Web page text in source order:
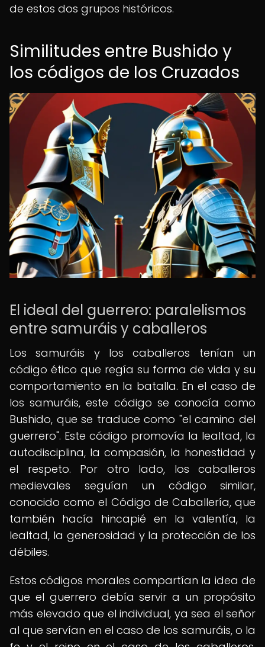
de estos dos grupos históricos.
Similitudes entre Bushido y
los códigos de los Cruzados
El ideal del guerrero: paralelismos
entre samuráis y caballeros
Los samuráis y los caballeros tenían un
código ético que regía su forma de vida y su
comportamiento en la batalla. En el caso de
los samuráis, este código se conocía como
Bushido, que se traduce como "el camino del
guerrero". Este código promovía la lealtad, la
autodisciplina, la compasión, la honestidad y
el respeto. Por otro lado, los caballeros
medievales seguían un código similar,
conocido como el Código de Caballería, que
también hacía hincapié en la valentía, la
lealtad, la generosidad y la protección de los
débiles.
Estos códigos morales compartían la idea de
que el guerrero debía servir a un propósito
más elevado que el individual, ya sea el señor
al que servían en el caso de los samuráis, o la